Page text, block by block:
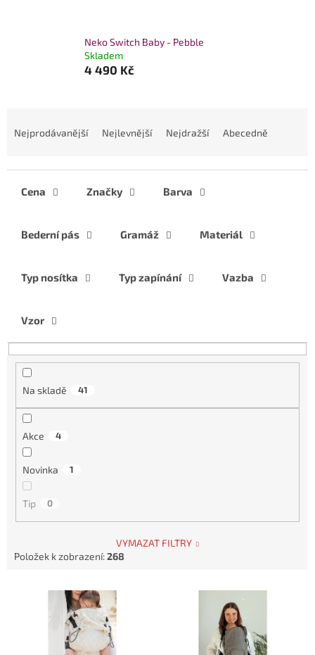
Neko Switch Baby - Pebble
Skladem
4 490 Kč
Nejprodávanější Nejlevnější Nejdražší Abecedně
Cena Značky Barva
Bederní pás Gramáž Materiál
Typ nosítka Typ zapínání Vazba
Vzor
Na skladě 41
Akce 4
Novinka 1
Tip 0
VYMAZAT FILTRY
Položek k zobrazení:268